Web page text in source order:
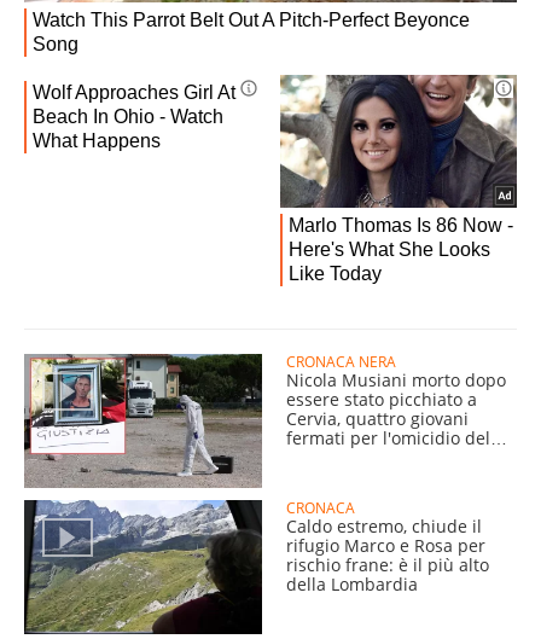
CRONACA NERA
Nicola Musiani morto dopo
essere stato picchiato a
Cervia, quattro giovani
fermati per l'omicidio del
CRONACA
Caldo estremo, chiude il
rifugio Marco e Rosa per
rischio frane: è il più alto
della Lombardia